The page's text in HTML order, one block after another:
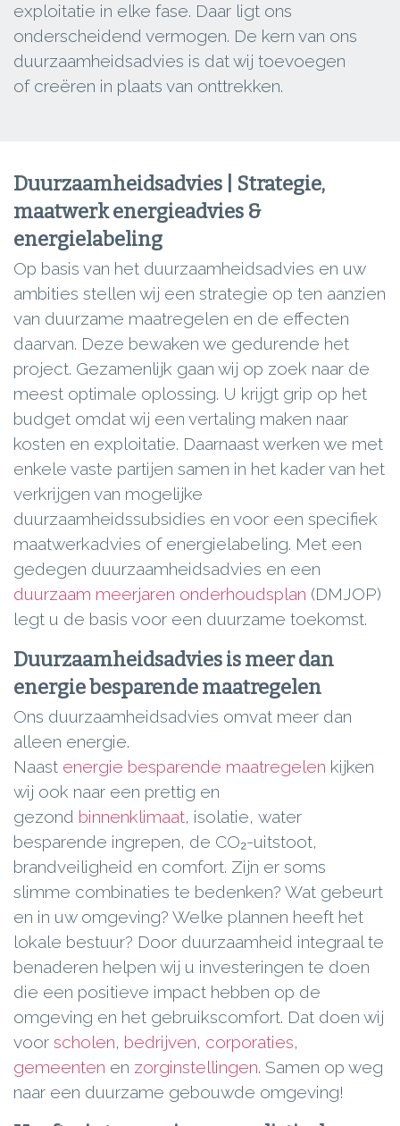
exploitatie in elke fase. Daar ligt ons
onderscheidend vermogen. De kern van ons
duurzaamheidsadvies is dat wij toevoegen
of creëren in plaats van onttrekken.
Duurzaamheidsadvies | Strategie,
maatwerk energieadvies &
energielabeling
Op basis van het duurzaamheidsadvies en uw
ambities stellen wij een strategie op ten aanzien
van duurzame maatregelen en de effecten
daarvan. Deze bewaken we gedurende het
project. Gezamenlijk gaan wij op zoek naar de
meest optimale oplossing. U krijgt grip op het
budget omdat wij een vertaling maken naar
kosten en exploitatie. Daarnaast werken we met
enkele vaste partijen samen in het kader van het
verkrijgen van mogelijke
duurzaamheidssubsidies en voor een specifiek
maatwerkadvies of energielabeling. Met een
gedegen duurzaamheidsadvies en een
duurzaam meerjaren onderhoudsplan (DMJOP)
legt u de basis voor een duurzame toekomst.
Duurzaamheidsadvies is meer dan
energie besparende maatregelen
Ons duurzaamheidsadvies omvat meer dan
alleen energie.
Naast energie besparende maatregelen kijken
wij ook naar een prettig en
gezond binnenklimaat, isolatie, water
besparende ingrepen, de CO₂-uitstoot,
brandveiligheid en comfort. Zijn er soms
slimme combinaties te bedenken? Wat gebeurt
en in uw omgeving? Welke plannen heeft het
lokale bestuur? Door duurzaamheid integraal te
benaderen helpen wij u investeringen te doen
die een positieve impact hebben op de
omgeving en het gebruikscomfort. Dat doen wij
voor scholen, bedrijven, corporaties,
gemeenten en zorginstellingen. Samen op weg
naar een duurzame gebouwde omgeving!